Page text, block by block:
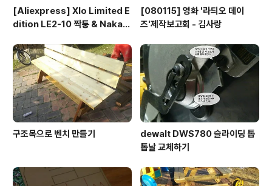
[Aliexpress] Xlo Limited E
dition LE2-10 짝퉁 & Nakam
[080115] 영화 '라듸오 데이
즈'제작보고회 - 김사랑
구조목으로 벤치 만들기
dewalt DWS780 슬라이딩 톱
톱날 교체하기